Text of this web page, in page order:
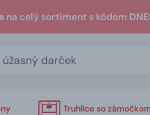
na celý sortiment s kódom
Truhlice so